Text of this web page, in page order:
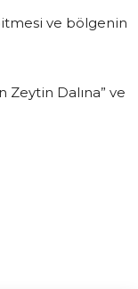
ve bölgenin
Zeytin Dalına” ve